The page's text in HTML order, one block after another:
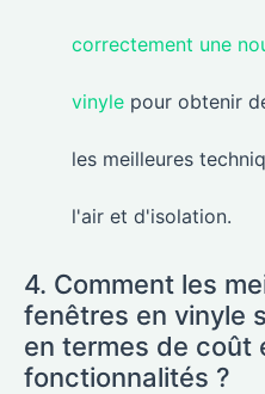
correctement une
vinyle pour obtenir
les meilleures
l'air et d'isolation.
4. Comment les
fenêtres en vinyle
en termes de coût
fonctionnalités ?